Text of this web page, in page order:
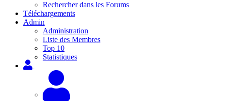
Rechercher dans les Forums
Téléchargements
Admin
Administration
Liste des Membres
Top 10
Statistiques